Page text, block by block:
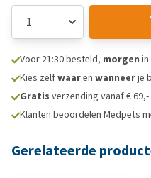
Voor 21:30 besteld, morgen in
Kies zelfwaaren wanneerje
Gratis verzending vanaf € 69,-
Klanten beoordelen Medpets
Gerelateerde